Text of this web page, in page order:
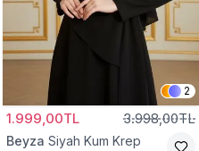
2
1.999,00TL 3.998,00TL
Beyza Siyah Kum Krep